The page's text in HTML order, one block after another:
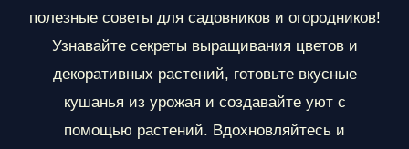
лполезные советы для садовников и огородников!
Узнавайте секреты выращивания цветов и
декоративных растений, готовьте вкусные
кушанья из урожая и создавайте уют с
помощью растений. Вдохновляйтесь и